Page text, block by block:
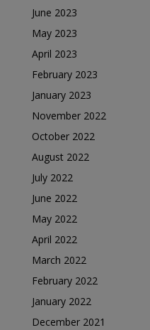
June 2023
May 2023
April 2023
February 2023
January 2023
November 2022
October 2022
August 2022
July 2022
June 2022
May 2022
April 2022
March 2022
February 2022
January 2022
December 2021